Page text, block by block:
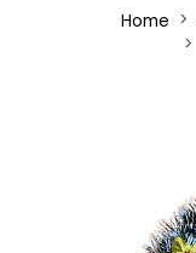
Home